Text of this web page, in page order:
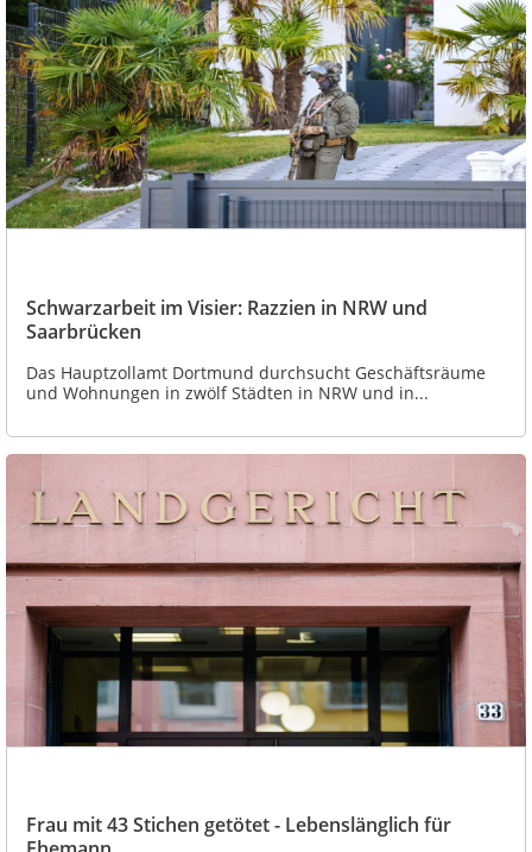
Schwarzarbeit im Visier: Razzien in NRW und
Saarbrücken
Das Hauptzollamt Dortmund durchsucht Geschäftsräume
und Wohnungen in zwölf Städten in NRW und in...
Frau mit 43 Stichen getötet - Lebenslänglich für